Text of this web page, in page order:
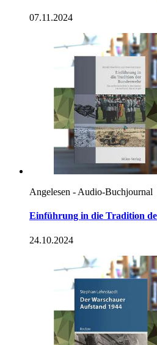
07.11.2024
Angelesen - Audio-Buchjournal
Einführung in die Tradition
24.10.2024